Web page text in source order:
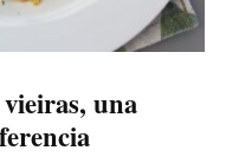
una